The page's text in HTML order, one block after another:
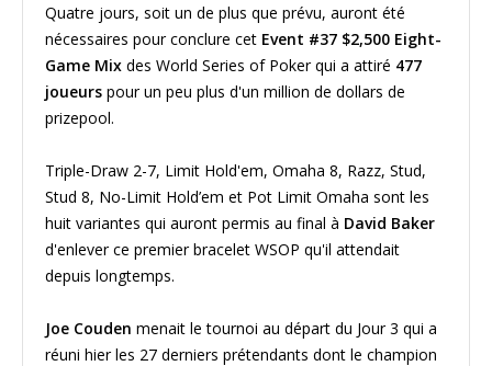
Quatre jours, soit un de plus que prévu, auront été
nécessaires pour conclure cet Event #37 $2,500 Eight-
Game Mix des World Series of Poker qui a attiré 477
joueurs pour un peu plus d'un million de dollars de
prizepool.
Triple-Draw 2-7, Limit Hold'em, Omaha 8, Razz, Stud,
Stud 8, No-Limit Hold’em et Pot Limit Omaha sont les
huit variantes qui auront permis au final à David Baker
d'enlever ce premier bracelet WSOP qu'il attendait
depuis longtemps.
Joe Couden menait le tournoi au départ du Jour 3 qui a
réuni hier les 27 derniers prétendants dont le champion